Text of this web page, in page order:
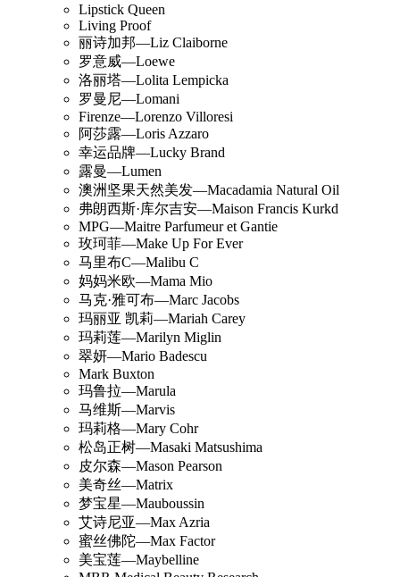
Lipstick Queen
Living Proof
丽诗加邦—Liz Claiborne
罗意威—Loewe
洛丽塔—Lolita Lempicka
罗曼尼—Lomani
Firenze—Lorenzo Villoresi
阿莎露—Loris Azzaro
幸运品牌—Lucky Brand
露曼—Lumen
澳洲坚果天然美发—Macadamia Natural Oil
弗朗西斯·库尔吉安—Maison Francis Kurkd
MPG—Maitre Parfumeur et Gantie
玫珂菲—Make Up For Ever
马里布C—Malibu C
妈妈米欧—Mama Mio
马克·雅可布—Marc Jacobs
玛丽亚 凯莉—Mariah Carey
玛莉莲—Marilyn Miglin
翠妍—Mario Badescu
Mark Buxton
玛鲁拉—Marula
马维斯—Marvis
玛莉格—Mary Cohr
松岛正树—Masaki Matsushima
皮尔森—Mason Pearson
美奇丝—Matrix
梦宝星—Mauboussin
艾诗尼亚—Max Azria
蜜丝佛陀—Max Factor
美宝莲—Maybelline